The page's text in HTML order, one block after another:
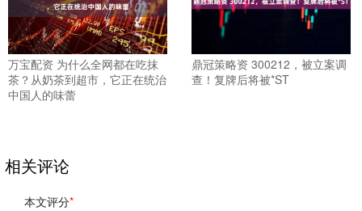
万宝配资 为什么全网都在吃抹
茶？从奶茶到超市，它正在统治
中国人的味蕾
鼎冠策略资 300212，被立案调
查！复牌后将被*ST
相关评论
本文评分*